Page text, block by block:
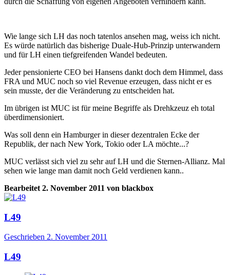
Wie lange sich LH das noch tatenlos ansehen mag, weiss ich nicht.
Es würde natürlich das bisherige Duale-Hub-Prinzip unterwandern
und für LH einen tiefgreifenden Wandel bedeuten.
Jeder pensionierte CEO bei Hansens dankt doch dem Himmel, dass
FRA und MUC noch so viel Revenue erzeugen, dass nicht er es
sein musste, der die Veränderung zu entscheiden hat.
Im übrigen ist MUC ist für meine Begriffe als Drehkzeuz eh total
überdimensioniert.
Was soll denn ein Hamburger in dieser dezentralen Ecke der
Republik, der nach New York, Tokio oder LA möchte...?
MUC verlässt sich viel zu sehr auf LH und die Sternen-Allianz. Mal
sehen wie lange man damit noch Geld verdienen kann..
Bearbeitet 2. November 2011 von blackbox
L49
Geschrieben 2. November 2011
L49